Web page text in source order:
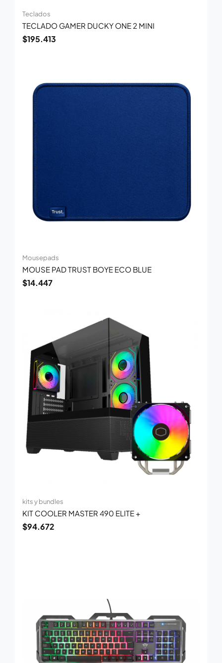
Teclados
TECLADO GAMER DUCKY ONE 2 MINI
$195.413
Mousepads
MOUSE PAD TRUST BOYE ECO BLUE
$14.447
kits y bundles
KIT COOLER MASTER 490 ELITE +
$94.672